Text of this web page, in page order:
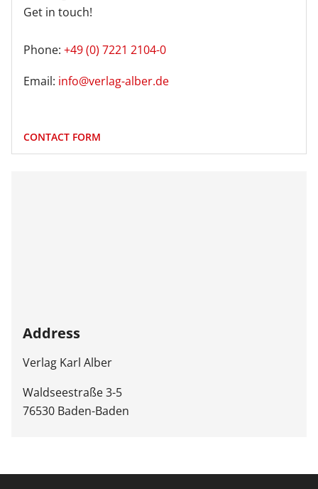
Get in touch!
Phone: +49 (0) 7221 2104-0
Email: info@verlag-alber.de
CONTACT FORM
Address
Verlag Karl Alber
Waldseestraße 3-5
76530 Baden-Baden